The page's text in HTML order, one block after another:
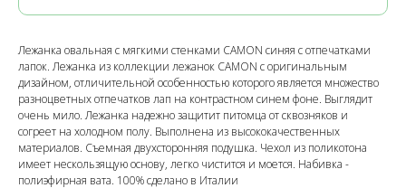
Лежанка овальная с мягкими стенками CAMON синяя с отпечатками
лапок. Лежанка из коллекции лежанок CAMON с оригинальным
дизайном, отличительной особенностью которого является множество
разноцветных отпечатков лап на контрастном синем фоне. Выглядит
очень мило. Лежанка надежно защитит питомца от сквозняков и
согреет на холодном полу. Выполнена из высококачественных
материалов. Съемная двухсторонняя подушка. Чехол из поликотона
имеет нескользящую основу, легко чистится и моется. Набивка -
полиэфирная вата. 100% сделано в Италии